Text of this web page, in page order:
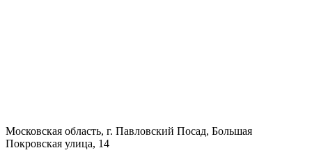
Московская область, г. Павловский Посад, Большая
Покровская улица, 14